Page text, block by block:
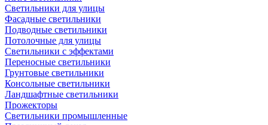
Светильники для улицы
Фасадные светильники
Подводные светильники
Потолочные для улицы
Светильники с эффектами
Переносные светильники
Грунтовые светильники
Консольные светильники
Ландшафтные светильники
Прожекторы
Светильники промышленные